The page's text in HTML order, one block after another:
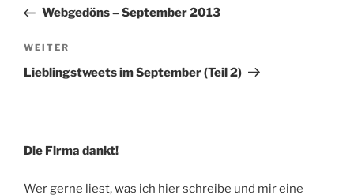
Beitrag
Webgedöns – September 2013
Nächster
Beitrag
WEITER
Lieblingstweets im September (Teil 2)
Die Firma dankt!
Wer gerne liest, was ich hier schreibe und mir eine